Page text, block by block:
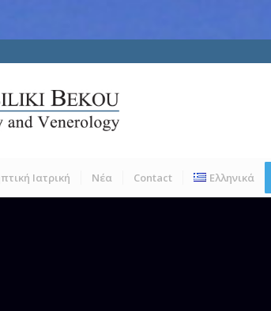
Ιατρική Νέα Contact Ελληνικά